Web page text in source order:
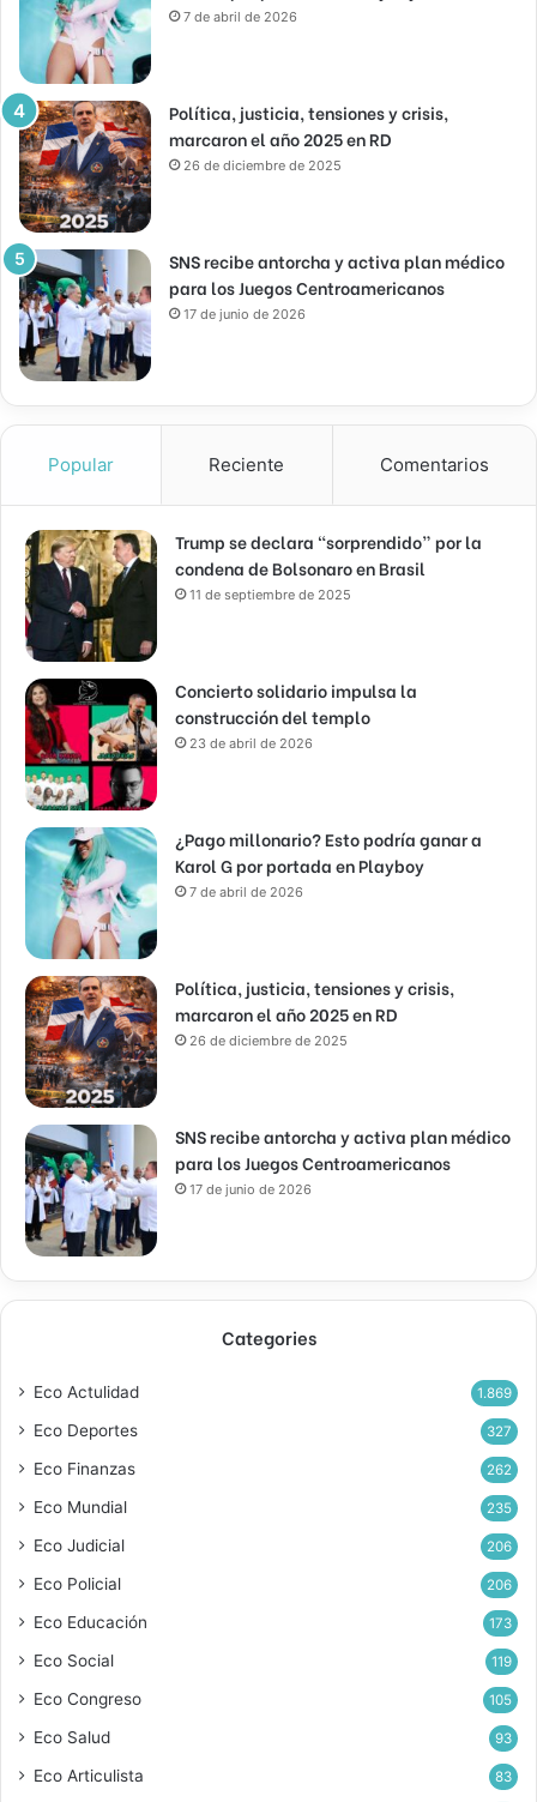
7 de abril de 2026
Política, justicia, tensiones y crisis,
marcaron el año 2025 en RD
26 de diciembre de 2025
SNS recibe antorcha y activa plan médico
para los Juegos Centroamericanos
17 de junio de 2026
Popular Reciente Comentarios
Trump se declara “sorprendido” por la
condena de Bolsonaro en Brasil
11 de septiembre de 2025
Concierto solidario impulsa la
construcción del templo
23 de abril de 2026
¿Pago millonario? Esto podría ganar a
Karol G por portada en Playboy
7 de abril de 2026
Política, justicia, tensiones y crisis,
marcaron el año 2025 en RD
26 de diciembre de 2025
SNS recibe antorcha y activa plan médico
para los Juegos Centroamericanos
17 de junio de 2026
Categories
Eco Actulidad 1.869
Eco Deportes 327
Eco Finanzas 262
Eco Mundial 235
Eco Judicial 206
Eco Policial 206
Eco Educación 173
Eco Social 119
Eco Congreso 105
Eco Salud 93
Eco Articulista 83